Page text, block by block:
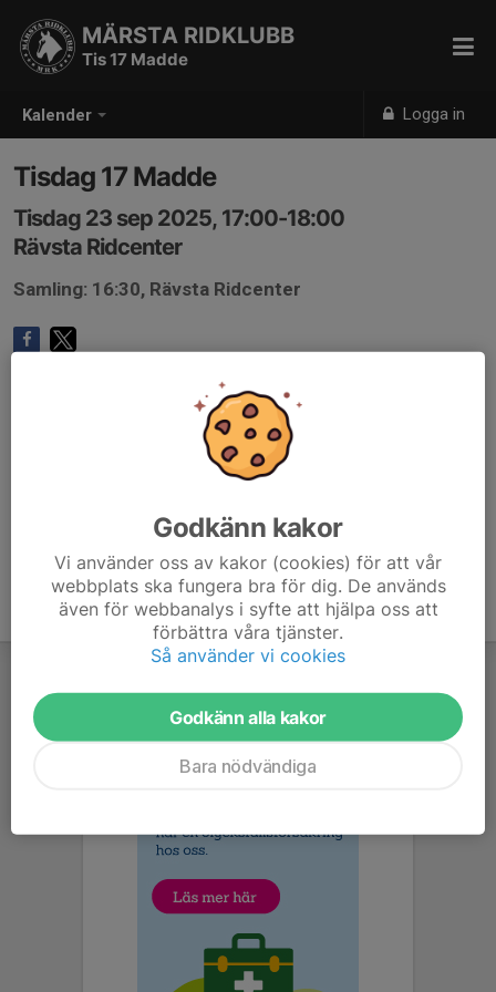
Kalender Logga in
MÄRSTA RIDKLUBB
Tis 17 Madde
Tisdag 17 Madde
Tisdag 23 sep 2025, 17:00-18:00
Rävsta Ridcenter
Samling: 16:30, Rävsta Ridcenter
Godkänn kakor
Vi använder oss av kakor (cookies) för att vår
webbplats ska fungera bra för dig. De används
även för webbanalys i syfte att hjälpa oss att
förbättra våra tjänster.
Så använder vi cookies
Godkänn alla kakor
Bara nödvändiga